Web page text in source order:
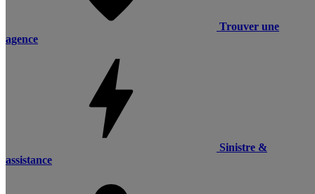
Trouver une
agence
Sinistre &
assistance